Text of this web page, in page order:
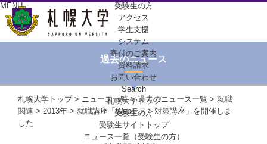
MENU
受験生の方
アクセス
学生支援
システム
寄付のご案内
資料請求
お問い合わせ
Search
札幌大学トップ
受験生の方
受験生サイトトップ
ニュース一覧（受験生の方）
過去のニュース
札幌大学トップ> ニュース一覧>過去のニュース一覧 > 就職
関連 > 2013年 > 就職講座「Webテスト対策講座」を開催しま
した